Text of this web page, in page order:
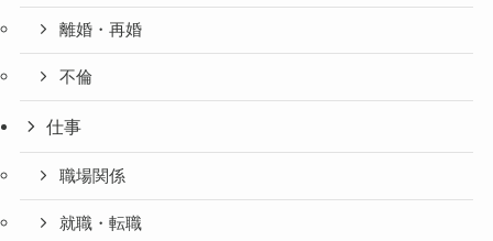
離婚・再婚
不倫
仕事
職場関係
就職・転職